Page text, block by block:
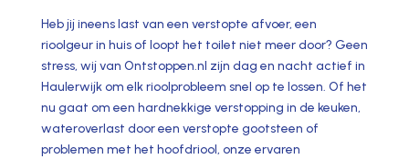
Heb jij ineens last van een verstopte afvoer, een
rioolgeur in huis of loopt het toilet niet meer door? Geen
stress, wij van Ontstoppen.​nl zijn dag en nacht actief in
Haulerwijk om elk rioolprobleem snel op te lossen.​ Of het
nu gaat om een hardnekkige verstopping in de keuken,
wateroverlast door een verstopte gootsteen of
problemen met het hoofdriool, onze ervaren